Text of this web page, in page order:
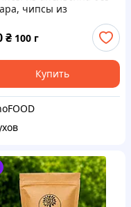
чипсы из
₴ 100 г
Купить